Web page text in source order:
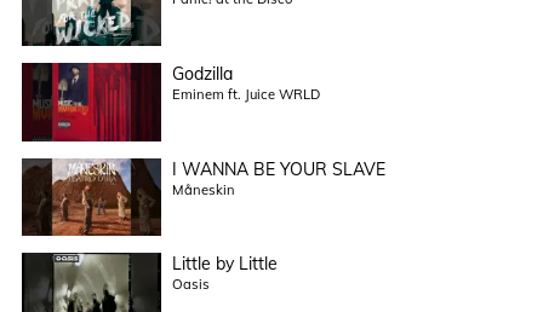
Godzilla
Eminem ft. Juice WRLD
I WANNA BE YOUR SLAVE
Måneskin
Little by Little
Oasis